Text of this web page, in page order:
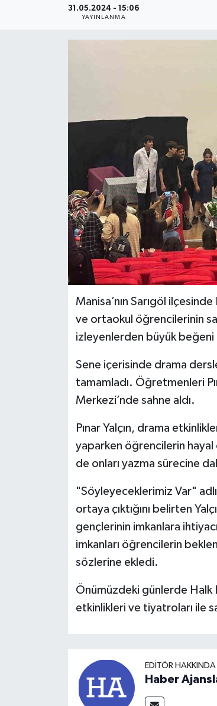
31.05.2024 - 15:06
YAYINLANMA
Manisa’nın Sarıgöl
ve ortaokul öğrencilerinin
izleyenlerden büyük beğeni
Sene içerisinde drama
tamamladı. Öğretmenleri
Merkezi’nde sahne aldı.
Pınar Yalçın, drama
yaparken öğrencilerin hayal
de onları yazma sürecine
"Söyleyeceklerimiz Var"
ortaya çıktığını belirten
gençlerinin imkanlara
imkanları öğrencilerin
sözlerine ekledi.
Önümüzdeki günlerde
etkinlikleri ve tiyatroları ile
EDITÖR HAKKINDA
Haber